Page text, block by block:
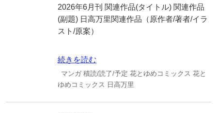
2026年6月刊 関連作品(タイトル) 関連作品
(副題) 日高万里関連作品（原作者/著者/イラ
スト/原案）
続きを読む
マンガ 積読/読了/予定 花とゆめコミックス 花と
ゆめコミックス 日高万里